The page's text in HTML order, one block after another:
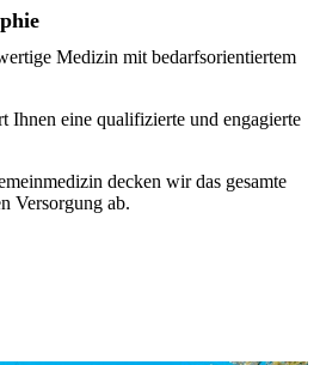
Medizin mit bedarfsorientiertem
Ihnen eine qualifizierte und engagierte
decken wir das gesamte
Versorgung ab.